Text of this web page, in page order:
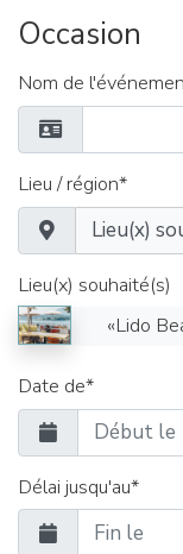
Occasion
Nom de
Lieu / région*
Lieu(x) souhaité(s)
«Lido
Date de*
Délai jusqu'au*